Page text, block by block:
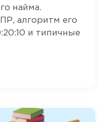
найма.
алгоритм его
и типичные